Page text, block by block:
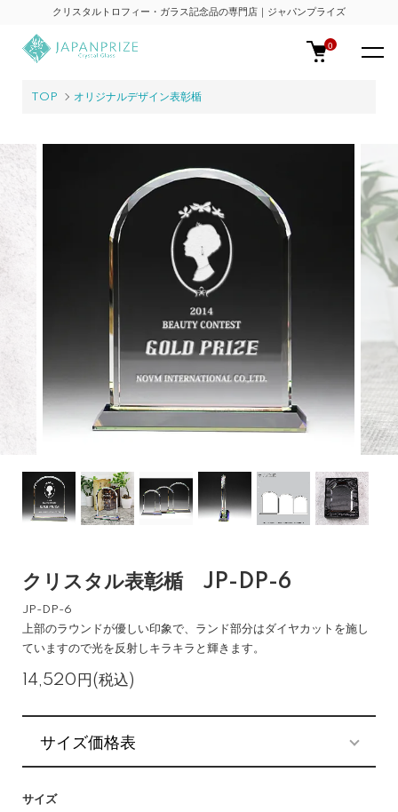
クリスタルトロフィー・ガラス記念品の専門店｜ジャパンプライズ
0
TOP オリジナルデザイン表彰楯
クリスタル表彰楯 JP-DP-6
JP-DP-6
上部のラウンドが優しい印象で、ランド部分はダイヤカットを施し
ていますので光を反射しキラキラと輝きます。
14,520円(税込)
サイズ価格表
サイズ